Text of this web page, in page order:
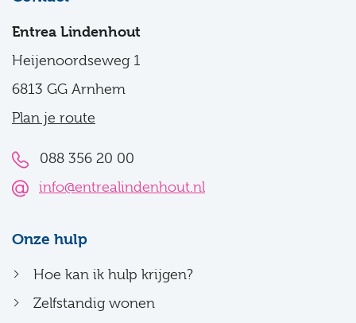
Entrea Lindenhout
Heijenoordseweg 1
6813 GG Arnhem
Plan je route
088 356 20 00
info@entrealindenhout.nl
Onze hulp
Hoe kan ik hulp krijgen?
Zelfstandig wonen